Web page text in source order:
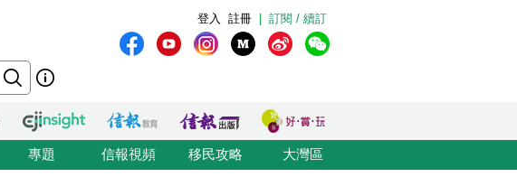
訂閱 / 續訂
註冊
登入
專題 信報視頻 移民攻略 大灣區